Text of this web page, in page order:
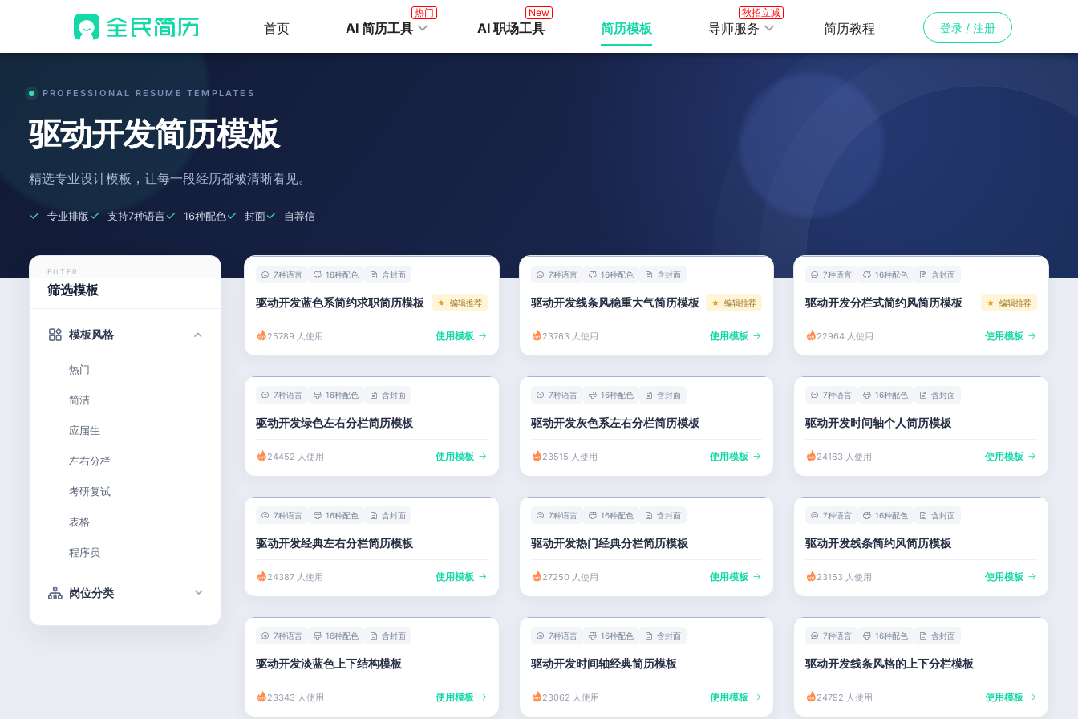
首页 AI 简历工具
热门
AI 职场工具
New
简历模板 导师服务
秋招立减
简历教程 登录 / 注册
PROFESSIONAL RESUME TEMPLATES
驱动开发简历模板
精选专业设计模板，让每一段经历都被清晰看见。
专业排版 支持7种语言 16种配色 封面 自荐信
FILTER
筛选模板
模板风格
热门
简洁
应届生
左右分栏
考研复试
表格
程序员
岗位分类
技术 / 研发
7种语言 16种配色 含封面
驱动开发蓝色系简约求职简历模板 编辑推荐
25789 人使用 使用模板
7种语言 16种配色 含封面
驱动开发线条风稳重大气简历模板 编辑推荐
23763 人使用 使用模板
7种语言 16种配色 含封面
驱动开发分栏式简约风简历模板 编辑推荐
22964 人使用 使用模板
7种语言 16种配色 含封面
驱动开发绿色左右分栏简历模板
24452 人使用 使用模板
7种语言 16种配色 含封面
驱动开发灰色系左右分栏简历模板
23515 人使用 使用模板
7种语言 16种配色 含封面
驱动开发时间轴个人简历模板
24163 人使用 使用模板
7种语言 16种配色 含封面
驱动开发经典左右分栏简历模板
24387 人使用 使用模板
7种语言 16种配色 含封面
驱动开发热门经典分栏简历模板
27250 人使用 使用模板
7种语言 16种配色 含封面
驱动开发线条简约风简历模板
23153 人使用 使用模板
7种语言 16种配色 含封面
驱动开发淡蓝色上下结构模板
23343 人使用 使用模板
7种语言 16种配色 含封面
驱动开发时间轴经典简历模板
23062 人使用 使用模板
7种语言 16种配色 含封面
驱动开发线条风格的上下分栏模板
24792 人使用 使用模板